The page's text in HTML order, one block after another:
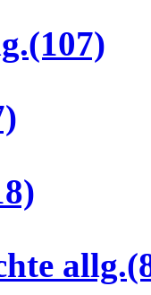
(107)
allg.